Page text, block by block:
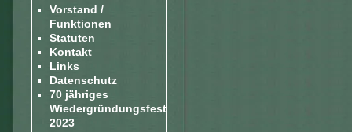
Vorstand /
Funktionen
Statuten
Kontakt
Links
Datenschutz
70 jähriges
Wiedergründungsfest
2023